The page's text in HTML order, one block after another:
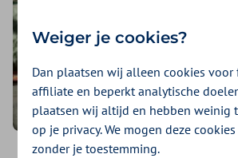
Weiger je cookies?
Dan plaatsen wij alleen cookies
affiliate en beperkt analytische
plaatsen wij altijd en hebben weinig
op je privacy. We mogen deze
zonder je toestemming.